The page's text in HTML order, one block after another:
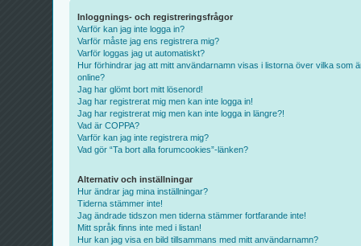
Inloggnings- och registreringsfrågor
Varför kan jag inte logga in?
Varför måste jag ens registrera mig?
Varför loggas jag ut automatiskt?
Hur förhindrar jag att mitt användarnamn visas i listorna över vilka som
online?
Jag har glömt bort mitt lösenord!
Jag har registrerat mig men kan inte logga in!
Jag har registrerat mig men kan inte logga in längre?!
Vad är COPPA?
Varför kan jag inte registrera mig?
Vad gör “Ta bort alla forumcookies”-länken?
Alternativ och inställningar
Hur ändrar jag mina inställningar?
Tiderna stämmer inte!
Jag ändrade tidszon men tiderna stämmer fortfarande inte!
Mitt språk finns inte med i listan!
Hur kan jag visa en bild tillsammans med mitt användarnamn?